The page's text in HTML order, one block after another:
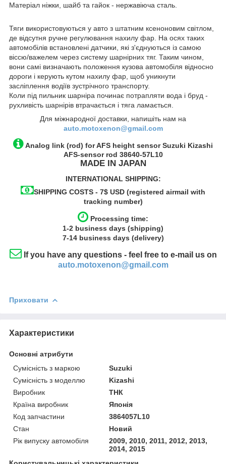
Матеріал ніжки, шайб та гайок - нержавіюча сталь.
Тяги використовуються у авто з штатним ксеноновим світлом,
де відсутня ручне регулювання нахилу фар. На осях таких
автомобілів встановлені датчики, які з'єднуються із самою
віссю/важелем через систему шарнірних тяг. Таким чином,
вони самі визначають положення кузова автомобіля відносно
дороги і керують кутом нахилу фар, щоб уникнути
засліплення водіїв зустрічного транспорту.
Коли під пильник шарніра починає потрапляти вода і бруд -
рухливість шарнірів втрачається і тяга ламається.
Для міжнародної доставки, напишіть нам на
auto.motoxenon@gmail.com
Analog link (rod) for AFS height sensorSuzuki Kizashi
AFS-sensor rod 38640-57L10
MADE IN JAPAN
INTERNATIONAL SHIPPING:
SHIPPING COSTS - 7$ USD (registered airmail with
tracking number)
Processing time:
1-2 business days (shipping)
7-14 business days (delivery)
If you have any questions - feel free to e-mail us on
auto.motoxenon@gmail.com
Приховати
Характеристики
Основні атрибути
Сумісність з маркою
Suzuki
Сумісність з моделлю
Kizashi
Виробник
ТНК
Країна виробник
Японія
Код запчастини
3864057L10
Стан
Новий
Рік випуску автомобіля
2009, 2010, 2011, 2012, 2013,
2014, 2015